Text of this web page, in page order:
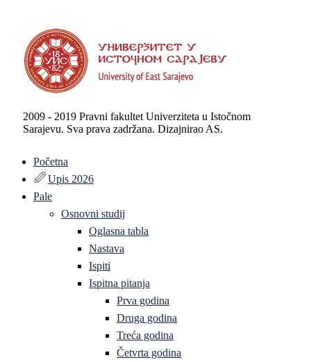
2009 - 2019 Pravni fakultet Univerziteta u Istočnom
Sarajevu. Sva prava zadržana. Dizajnirao AS.
Početna
Upis 2026
Pale
Osnovni studij
Oglasna tabla
Nastava
Ispiti
Ispitna pitanja
Prva godina
Druga godina
Treća godina
Četvrta godina